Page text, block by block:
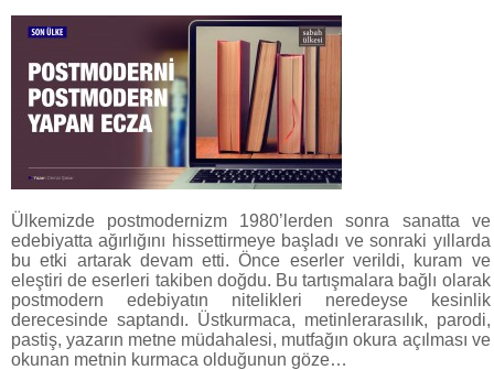
Ülkemizde postmodernizm 1980’lerden sonra sanatta ve
edebiyatta ağırlığını hissettirmeye başladı ve sonraki yıllarda
bu etki artarak devam etti. Önce eserler verildi, kuram ve
eleştiri de eserleri takiben doğdu. Bu tartışmalara bağlı olarak
postmodern edebiyatın nitelikleri neredeyse kesinlik
derecesinde saptandı. Üstkurmaca, metinlerarasılık, parodi,
pastiş, yazarın metne müdahalesi, mutfağın okura açılması ve
okunan metnin kurmaca olduğunun göze…